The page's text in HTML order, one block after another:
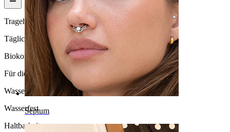
Septum
Tragehäufigkeit
Tägliches Tragen
Biokompatibilität
Für die meisten Hauttypen
Wasserbeständigkeit
Wasserfest
Haltbarkeit